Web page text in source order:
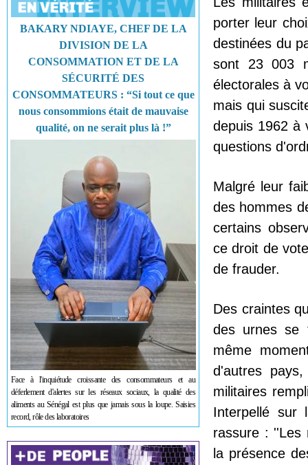
BAKARY NDIAYE, CHEF DE LA
DIVISION DE LA
CONSOMMATION ET DE LA
SÉCURITÉ DES
CONSOMMATEURS : “Si tout ce que
nous consommions était de mauvaise
qualité, on ne serait plus là !”
Face à l'inquiétude croissante des consommateurs et au
déferlement d'alertes sur les réseaux sociaux, la qualité des
aliments au Sénégal est plus que jamais sous la loupe. Saisies
record, rôle des laboratoires
porter leur
destinées du
sont 23 003
électorales à
mais qui
depuis 1962 à
questions
Malgré leur
des hommes
certains
ce droit de
de frauder.
Des craintes
des urnes se
même
d'autres
militaires
Interpellé sur
rassure : ''Les
la présence